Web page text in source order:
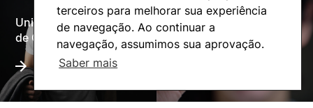
terceiros para melhorar sua experiência
de navegação. Ao continuar a
navegação, assumimos sua aprovação.
Saber mais
Universidade Politécnica
de Coimbra
Oferta Formativa